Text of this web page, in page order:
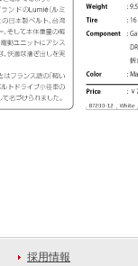
採用情報